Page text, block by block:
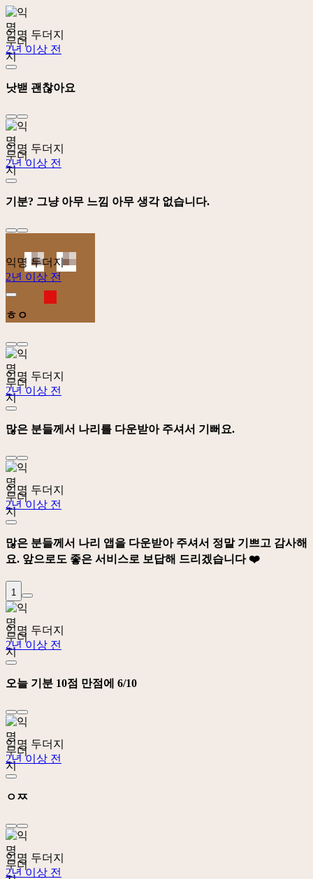
익명 두더지
2년 이상 전
낫밷 괜찮아요
익명 두더지
2년 이상 전
기분? 그냥 아무 느낌 아무 생각 없습니다.
익명 두더지
2년 이상 전
ㅎㅇ
익명 두더지
2년 이상 전
많은 분들께서 나리를 다운받아 주셔서 기뻐요.
익명 두더지
2년 이상 전
많은 분들께서 나리 앱을 다운받아 주셔서 정말 기쁘고 감사해
요. 앞으로도 좋은 서비스로 보답해 드리겠습니다 ❤️
1
익명 두더지
2년 이상 전
오늘 기분 10점 만점에 6/10
익명 두더지
2년 이상 전
ㅇㅉ
익명 두더지
2년 이상 전